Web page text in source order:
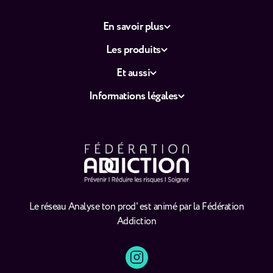
Le réseau Analyse ton prod' est animé par la Fédération
Addiction
En savoir plus
Les produits
Et aussi
Informations légales